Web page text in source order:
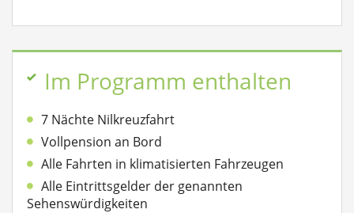
Im Programm enthalten
7 Nächte Nilkreuzfahrt
Vollpension an Bord
Alle Fahrten in klimatisierten Fahrzeugen
Alle Eintrittsgelder der genannten
Sehenswürdigkeiten